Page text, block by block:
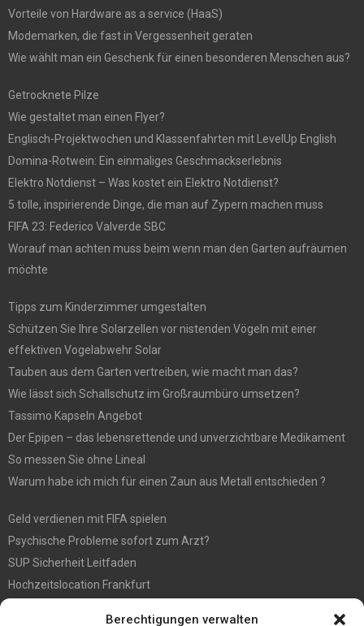
Berechtigungen verwalten
Vorteile von Hardware as a service (HaaS)
Modemarken, die fast in Vergessenheit geraten
Wie wählt man ein Geschenk für einen besonderen Menschen aus?
Getrocknete Pilze
Wie gestaltet man einen Flyer?
Englisch-Projektwochen und Klassenfahrten mit LevelUp English
Domina-Rotwein: Ein einmaliges Geschmackserlebnis
Elektro Notdienst – Was kostet ein Elektro Notdienst?
5 tolle, inspirierende Dinge, die man auf Zypern machen muss
FIFA 23: Federico Valverde SBC
Worauf man achten muss beim wenn man den Garten aufräumen
möchte
Tipps zum Kinderzimmer umgestalten
Schützen Sie Ihre Solarzellen vor nistenden Vögeln mit einer
effektiven Vogelabwehr Solar
Tauben aus dem Garten vertreiben, wie macht man das?
Wie lässt sich Schallschutz im Großraumbüro umsetzen?
Tassimo Kapseln Angebot
Der Epipen – das lebensrettende und unverzichtbare Medikament
So messen Sie ohne Lineal
Warum habe ich mich für einen Zaun aus Metall entschieden ?
Geld verdienen mit FIFA spielen
Psychische Probleme sofort zum Arzt?
SUP Sicherheit Leitfaden
Hochzeitslocation Frankfurt